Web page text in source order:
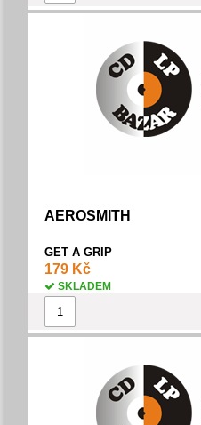
AEROSMITH
GET A GRIP
179 Kč
SKLADEM